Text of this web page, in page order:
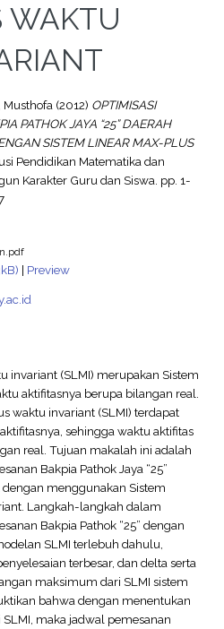
WAKTU
Musthofa(2012) OPTIMISASI
PATHOK JAYA “25” DAERAH
SISTEM LINEAR MAX-PLUS
Pendidikan Matematika dan
Karakter Guru dan Siswa. pp. 1-
| Preview
invariant (SLMI) merupakan Sistem
aktifitasnya berupa bilangan real.
waktu invariant (SLMI) terdapat
sehingga waktu aktifitas
real. Tujuan makalah ini adalah
Bakpia Pathok Jaya “25”
menggunakan Sistem
Langkah-langkah dalam
Bakpia Pathok “25” dengan
SLMI terlebuh dahulu,
terbesar, dan delta serta
maksimum dari SLMI sistem
bahwa dengan menentukan
maka jadwal pemesanan